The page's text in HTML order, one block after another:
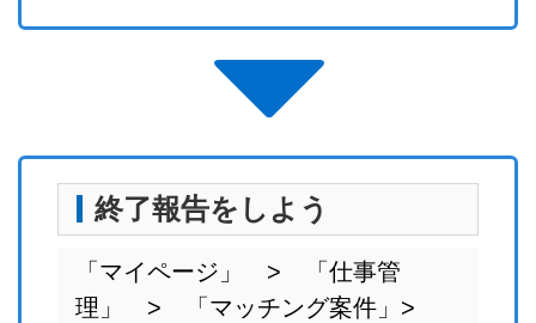
終了報告をしよう
「マイページ」 > 「仕事管
理」 > 「マッチング案件」>